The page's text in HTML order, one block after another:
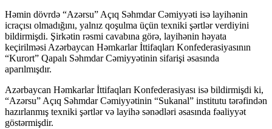
Həmin dövrdə “Azərsu” Açıq Səhmdar Cəmiyyəti isə layihənin
icraçısı olmadığını, yalnız qoşulma üçün texniki şərtlər verdiyini
bildirmişdi. Şirkətin rəsmi cavabına görə, layihənin həyata
keçirilməsi Azərbaycan Həmkarlar İttifaqları Konfederasiyasının
“Kurort” Qapalı Səhmdar Cəmiyyətinin sifarişi əsasında
aparılmışdır.
Azərbaycan Həmkarlar İttifaqları Konfederasiyası isə bildirmişdi ki,
“Azərsu” Açıq Səhmdar Cəmiyyətinin “Sukanal” institutu tərəfindən
hazırlanmış texniki şərtlər və layihə sənədləri əsasında fəaliyyət
göstərmişdir.